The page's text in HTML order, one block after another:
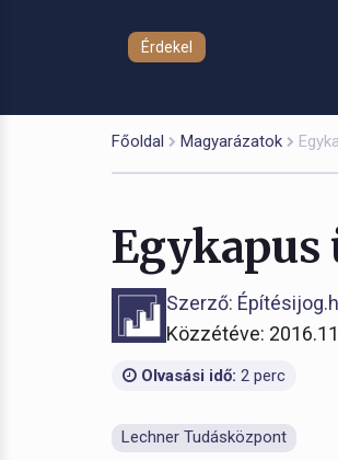
Érdekel
Főoldal Magyarázatok
Egykapus
Szerző:
Közzétéve:
Olvasási idő: 2 perc
Lechner Tudásközpont